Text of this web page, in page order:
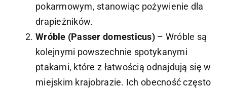
pokarmowym, stanowiąc pożywienie dla
drapieżników.
Wróble (Passer domesticus) – Wróble są
kolejnymi powszechnie spotykanymi
ptakami, które z łatwością odnajdują się w
miejskim krajobrazie. Ich obecność często